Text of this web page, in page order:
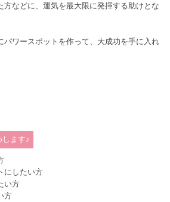
方などに、運気を最大限に発揮する助けとな
パワースポットを作って、大成功を手に入れ
ます♪
にしたい方
い方
方